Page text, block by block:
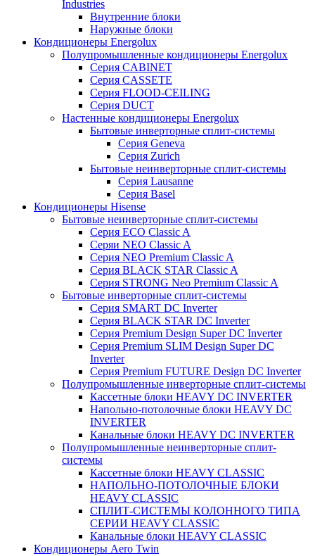
Industries
Внутренние блоки
Наружные блоки
Кондиционеры Energolux
Полупромышленные кондиционеры Energolux
Серия CABINET
Серия CASSETE
Серия FLOOD-CEILING
Серия DUCT
Настенные кондиционеры Energolux
Бытовые инверторные сплит-системы
Серия Geneva
Серия Zurich
Бытовые неинверторные сплит-системы
Серия Lausanne
Серия Basel
Кондиционеры Hisense
Бытовые неинверторные сплит-системы
Серия ECO Classic A
Серяи NEO Classic A
Серия NEO Premium Classic A
Серия BLACK STAR Classic A
Серия STRONG Neo Premium Classic A
Бытовые инверторные сплит-системы
Серия SMART DC Inverter
Серия BLACK STAR DC Inverter
Серия Premium Design Super DC Inverter
Серия Premium SLIM Design Super DC
Inverter
Серия Premium FUTURE Design DC Inverter
Полупромышленные инверторные сплит-системы
Кассетные блоки HEAVY DC INVERTER
Напольно-потолочные блоки HEAVY DC
INVERTER
Канальные блоки HEAVY DC INVERTER
Полупромышленные неинверторные сплит-
системы
Кассетные блоки HEAVY CLASSIC
НАПОЛЬНО-ПОТОЛОЧНЫЕ БЛОКИ
HEAVY CLASSIC
СПЛИТ-СИСТЕМЫ КОЛОННОГО ТИПА
СЕРИИ HEAVY CLASSIC
Канальные блоки HEAVY CLASSIC
Кондиционеры Aero Twin